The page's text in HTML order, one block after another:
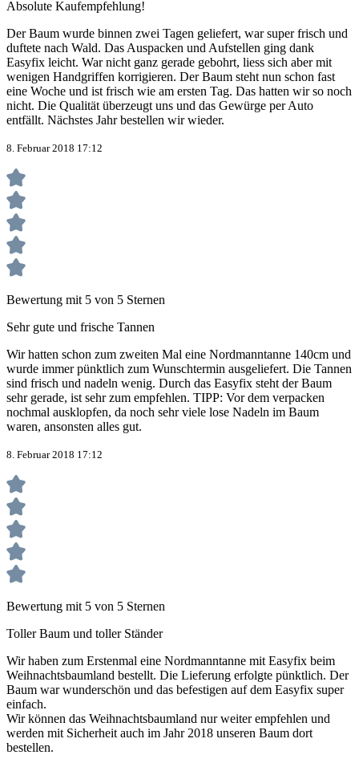
Absolute Kaufempfehlung!
Der Baum wurde binnen zwei Tagen geliefert, war super frisch und
duftete nach Wald. Das Auspacken und Aufstellen ging dank
Easyfix leicht. War nicht ganz gerade gebohrt, liess sich aber mit
wenigen Handgriffen korrigieren. Der Baum steht nun schon fast
eine Woche und ist frisch wie am ersten Tag. Das hatten wir so noch
nicht. Die Qualität überzeugt uns und das Gewürge per Auto
entfällt. Nächstes Jahr bestellen wir wieder.
8. Februar 2018 17:12
Bewertung mit 5 von 5 Sternen
Sehr gute und frische Tannen
Wir hatten schon zum zweiten Mal eine Nordmanntanne 140cm und
wurde immer pünktlich zum Wunschtermin ausgeliefert. Die Tannen
sind frisch und nadeln wenig. Durch das Easyfix steht der Baum
sehr gerade, ist sehr zum empfehlen. TIPP: Vor dem verpacken
nochmal ausklopfen, da noch sehr viele lose Nadeln im Baum
waren, ansonsten alles gut.
8. Februar 2018 17:12
Bewertung mit 5 von 5 Sternen
Toller Baum und toller Ständer
Wir haben zum Erstenmal eine Nordmanntanne mit Easyfix beim
Weihnachtsbaumland bestellt. Die Lieferung erfolgte pünktlich. Der
Baum war wunderschön und das befestigen auf dem Easyfix super
einfach.
Wir können das Weihnachtsbaumland nur weiter empfehlen und
werden mit Sicherheit auch im Jahr 2018 unseren Baum dort
bestellen.